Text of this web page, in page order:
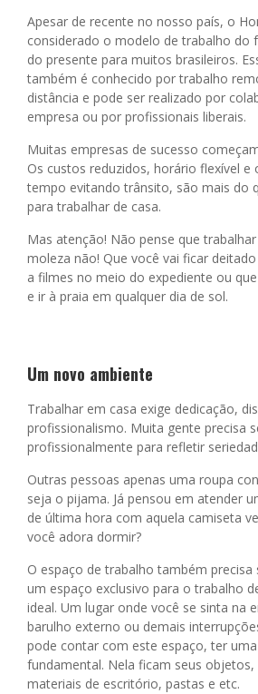
Apesar de recente no nosso país, o
considerado o modelo detrabalho do
do presente para muitos brasileiros.
também é conhecido por trabalho
distância e pode ser realizado por
empresa ou por profissionais liberais.
Muitas empresas de sucesso
Os custos reduzidos, horário flexível e
tempo evitando trânsito, são mais do
paratrabalhar de casa.
Mas atenção! Não pense que
moleza não! Que você vai ficar
a filmes no meio do expediente ou
e ir à praia em qualquer dia de sol.
Um novo ambiente
Trabalhar em casa exige dedicação,
profissionalismo. Muita gente precisa
profissionalmente para refletir
Outras pessoas apenas uma roupa
seja o pijama. Já pensou em atender
de última hora com aquela camiseta
você adora dormir?
O espaço de trabalho também precisa
um espaço exclusivo para o trabalho
ideal. Um lugar onde você se sinta na
barulho externo ou demais
pode contar com este espaço, ter
fundamental. Nela ficam seus
materiais de escritório, pastas e etc.